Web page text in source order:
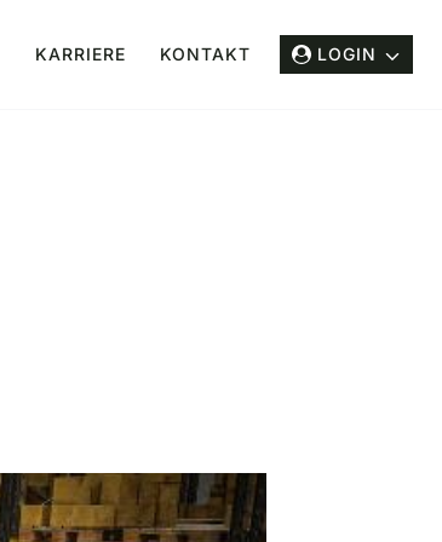
KARRIERE KONTAKT LOGIN